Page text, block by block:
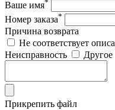
Ваше имя*
Номер заказа*
Причина возврата
Не соответствует
Неисправность
Другое
Прикрепить файл